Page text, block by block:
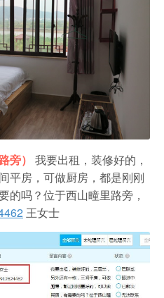
旁） 我要出租，装修好的，
平房，可做厨房，都是刚刚
的吗？位于西山疃里路旁，
王女士